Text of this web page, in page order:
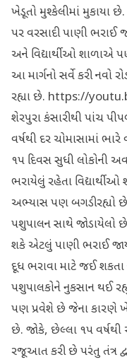
ખેડૂતો મુશ્કેલીમાં મુકાયા
પર વરસાદી પાણી ભરાઈ
અને વિદ્યાર્થીઓ શાળાએ
આ માર્ગનો સર્વે કરી નવો
રહ્યા છે. https://
શેરપુરા કંસારીથી પાંચ
વર્ષથી દર ચોમાસામાં
૧૫ દિવસ સુધી લોકોની
ભરાયેલું રહેતા વિદ્યાર્થીઓ
અભ્યાસ પણ બગડી રહ્યો
પશુપાલન સાથે જોડાયેલો
શકે એટલું પાણી ભરાઈ
દૂધ ભરાવા માટે જઈ શકતા
પશુપાલકોને નુકસાન થઈ
પણ પ્રવેશે છે જેના કારણે
છે. જોકે, છેલ્લા ૧૫ વર્ષથી
રજૂઆત કરી છે પરંતુ તંત્ર